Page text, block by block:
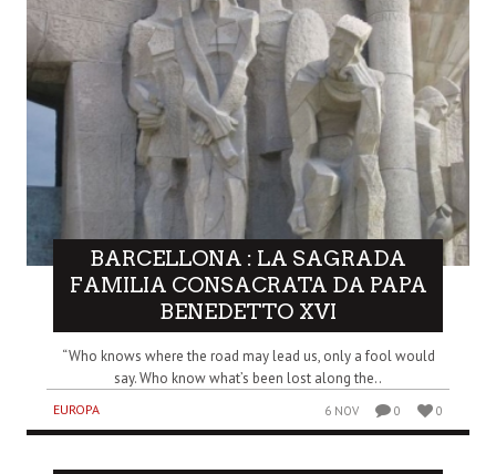
BARCELLONA : LA SAGRADA
FAMILIA CONSACRATA DA PAPA
BENEDETTO XVI
“Who knows where the road may lead us, only a fool would
say. Who know what’s been lost along the..
EUROPA 6 NOV 0 0